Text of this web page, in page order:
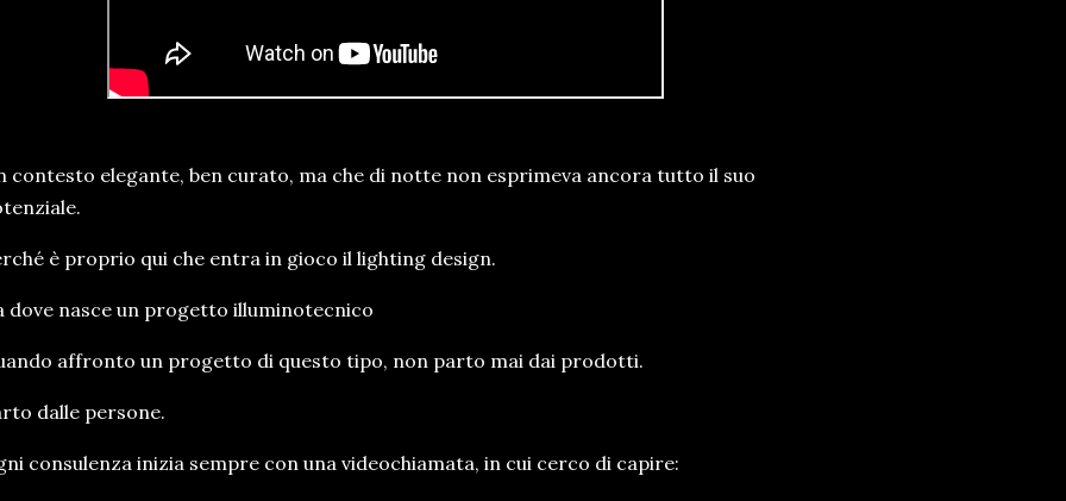
contesto elegante, ben curato, ma che di notte non esprimeva ancora tutto il suo
è proprio qui che entra in gioco il lighting design.
dove nasce un progetto illuminotecnico
affronto un progetto di questo tipo, non parto mai dai prodotti.
dalle persone.
consulenza inizia sempre con una videochiamata, in cui cerco di capire: